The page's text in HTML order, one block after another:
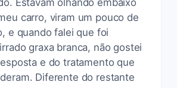
carro, viram um pouco de
e quando falei que foi
graxa branca, não gostei
e do tratamento que
Diferente do restante